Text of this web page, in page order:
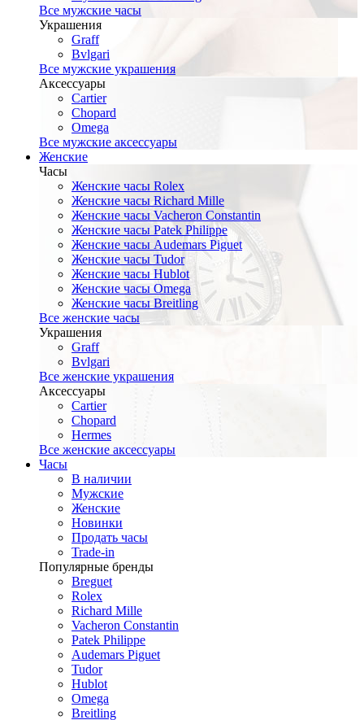
Все мужские часы
Украшения
Graff
Bvlgari
Все мужские украшения
Аксессуары
Cartier
Chopard
Omega
Все мужские аксессуары
Женские
Часы
Женские часы Rolex
Женские часы Richard Mille
Женские часы Vacheron Constantin
Женские часы Patek Philippe
Женские часы Audemars Piguet
Женские часы Tudor
Женские часы Hublot
Женские часы Omega
Женские часы Breitling
Все женские часы
Украшения
Graff
Bvlgari
Все женские украшения
Аксессуары
Cartier
Chopard
Hermes
Все женские аксессуары
Часы
В наличии
Мужские
Женские
Новинки
Продать часы
Trade-in
Популярные бренды
Breguet
Rolex
Richard Mille
Vacheron Constantin
Patek Philippe
Audemars Piguet
Tudor
Hublot
Omega
Breitling